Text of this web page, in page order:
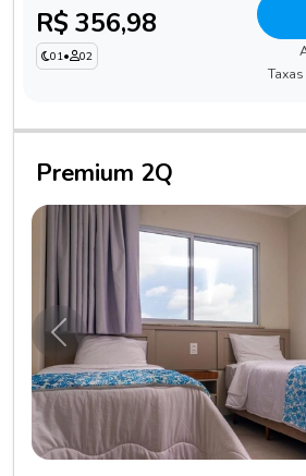
R$ 356,98
01• 02
Premium 2Q
Anterior